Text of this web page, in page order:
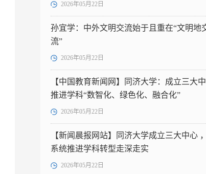
2026年05月22日
孙宜学：中外文明交流始于且重在“文明地
流”
2026年05月22日
【中国教育新闻网】同济大学：成立三大
推进学科“数智化、绿色化、融合化”
2026年05月22日
【新闻晨报网站】同济大学成立三大中心
系统推进学科转型走深走实
2026年05月22日